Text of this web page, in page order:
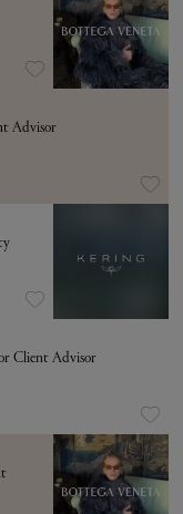
Advisor
Client Advisor